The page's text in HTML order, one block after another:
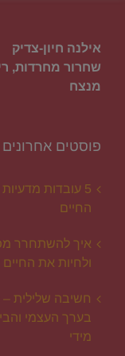
אילנה חיון-צדיק
שחרור מחרדות,
מנצח
פוסטים אחרונים
5 עובדות
החיים
איך להשתחרר
ולחיות את
חשיבה שלילית
בערך העצמי
מידי